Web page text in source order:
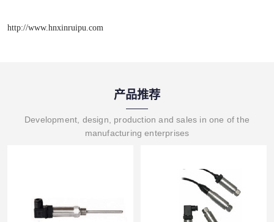
http://www.hnxinruipu.com
产品推荐
Development, design, production and sales in one of the
manufacturing enterprises